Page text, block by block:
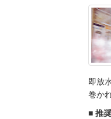
即放
巻か
■ 推